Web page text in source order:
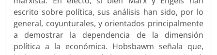
escrito sobre política, sus análisis han sido, por lo
general, coyunturales, y orientados principalmente
a demostrar la dependencia de la dimensión
política a la económica. Hobsbawm señala que,